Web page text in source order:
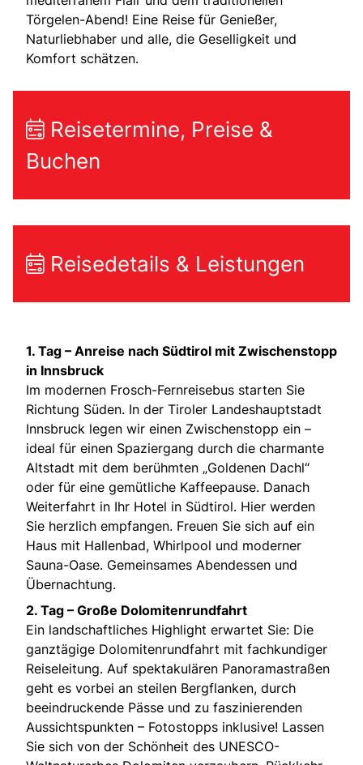
Törgelen-Abend! Eine Reise für Genießer,
Naturliebhaber und alle, die Geselligkeit und
Komfort schätzen.
Reisetermine, Preise &
Buchen
Reisedetails & Leistungen
1. Tag – Anreise nach Südtirol mit Zwischenstopp
in Innsbruck
Im modernen Frosch-Fernreisebus starten Sie
Richtung Süden. In der Tiroler Landeshauptstadt
Innsbruck legen wir einen Zwischenstopp ein –
ideal für einen Spaziergang durch die charmante
Altstadt mit dem berühmten „Goldenen Dachl“
oder für eine gemütliche Kaffeepause. Danach
Weiterfahrt in Ihr Hotel in Südtirol. Hier werden
Sie herzlich empfangen. Freuen Sie sich auf ein
Haus mit Hallenbad, Whirlpool und moderner
Sauna-Oase. Gemeinsames Abendessen und
Übernachtung.
2. Tag – Große Dolomitenrundfahrt
Ein landschaftliches Highlight erwartet Sie: Die
ganztägige Dolomitenrundfahrt mit fachkundiger
Reiseleitung. Auf spektakulären Panoramastraßen
geht es vorbei an steilen Bergflanken, durch
beeindruckende Pässe und zu faszinierenden
Aussichtspunkten – Fotostopps inklusive! Lassen
Sie sich von der Schönheit des UNESCO-